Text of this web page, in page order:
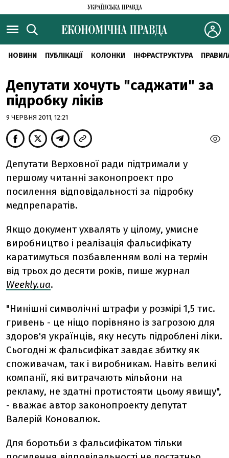
НОВИНИ ПУБЛІКАЦІЇ КОЛОНКИ ІНФРАСТРУКТУРА
Депутати хочуть "саджати" за
підробку ліків
9 ЧЕРВНЯ 2011, 12:21
Депутати Верховної ради підтримали у
першому читанні законопроект про
посилення відповідальності за підробку
медпрепаратів.
Якщо документ ухвалять у цілому, умисне
виробництво і реалізація фальсифікату
каратимуться позбавленням волі на термін
від трьох до десяти років, пише журнал
Weekly.ua.
"Нинішні символічні штрафи у розмірі 1,5 тис.
гривень - це ніщо порівняно із загрозою для
здоров'я українців, яку несуть підроблені ліки.
Сьогодні ж фальсифікат завдає збитку як
споживачам, так і виробникам. Навіть великі
компанії, які витрачають мільйони на
рекламу, не здатні протистояти цьому явищу",
- вважає автор законопроекту депутат
Валерій Коновалюк.
Для боротьби з фальсифікатом тільки